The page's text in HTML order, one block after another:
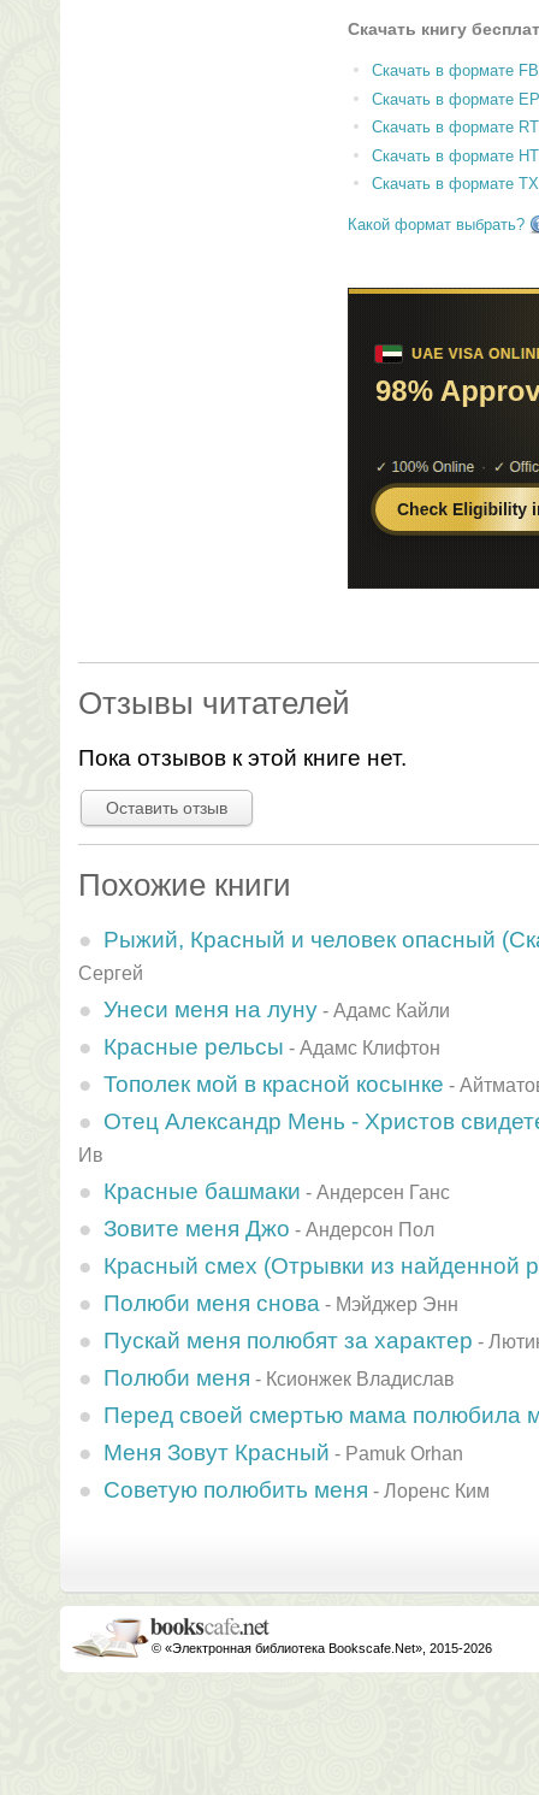
Скачать книгу
Скачать в формате
Скачать в формате
Скачать в формате
Скачать в формате
Скачать в формате
Какой формат выбрать?
Отзывы читателей
Пока отзывов к этой книге нет.
Оставить отзыв
Похожие книги
Рыжий, Красный и человек опасный
Сергей
Унеси меня на луну - Адамс Кайли
Красные рельсы - Адамс Клифтон
Тополек мой в красной косынке -
Отец Александр Мень - Христов
Ив
Красные башмаки - Андерсен Ганс
Зовите меня Джо - Андерсон Пол
Красный смех (Отрывки из найденной
Полюби меня снова - Мэйджер Энн
Пускай меня полюбят за характер -
Полюби меня - Ксионжек Владислав
Перед cвоей cмертью мама полюбила
Меня Зовут Красный - Pamuk Orhan
Советую полюбить меня - Лоренс Ким
© «Электронная библиотека Bookscafe.Net», 2015-2026